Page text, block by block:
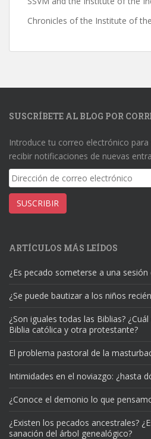
Chronicles of the Institute of
SUSCRÍBETE AL BLOG POR
Introduce tu correo electrónico
recibir notificaciones de nuevas
Dirección
de
correo
electrónico
SUSCRIBIR
ARTÍCULOS MÁS LEÍDOS
¿Es pecado someterse a una
¿Se puede bautizar a los niños
¿Son iguales todas las Biblias?
Biblia católica y otra protestante?
El problema pastoral de la
Intimidades en el noviazgo: ¿hasta
¿Conoce el demonio lo que
¿Existen los pecados ancestrales?
sanación del árbol genealógico?